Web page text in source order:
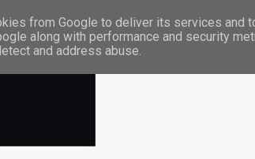
from Google to deliver its services and
along with performance and security
and address abuse.